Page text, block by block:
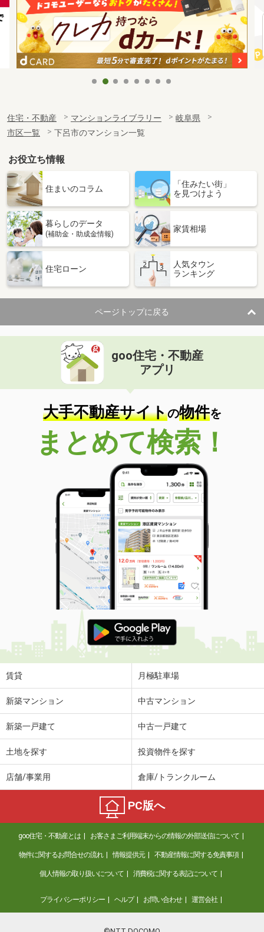
住宅・不動産 マンションライブラリー
岐阜県
市区一覧
下呂市のマンション一覧
お役立ち情報
住まいのコラム
「住みたい街」
を見つけよう
暮らしのデータ
(補助金・助成金情報)
家賃相場
住宅ローン
人気タウン
ランキング
ページトップに戻る
goo住宅・不動産
アプリ
大手不動産サイトの物件を
まとめて検索！
賃貸 月極駐車場
新築マンション 中古マンション
新築一戸建て 中古一戸建て
土地を探す 投資物件を探す
店舗/事業用 倉庫/トランクルーム
PC版へ
goo住宅・不動産とは お客さまご利用端末からの情報の外部送信について
物件に関するお問合せの流れ 情報提供元 不動産情報に関する免責事項
個人情報の取り扱いについて 消費税に関する表記について
プライバシーポリシー ヘルプ お問い合わせ 運営会社